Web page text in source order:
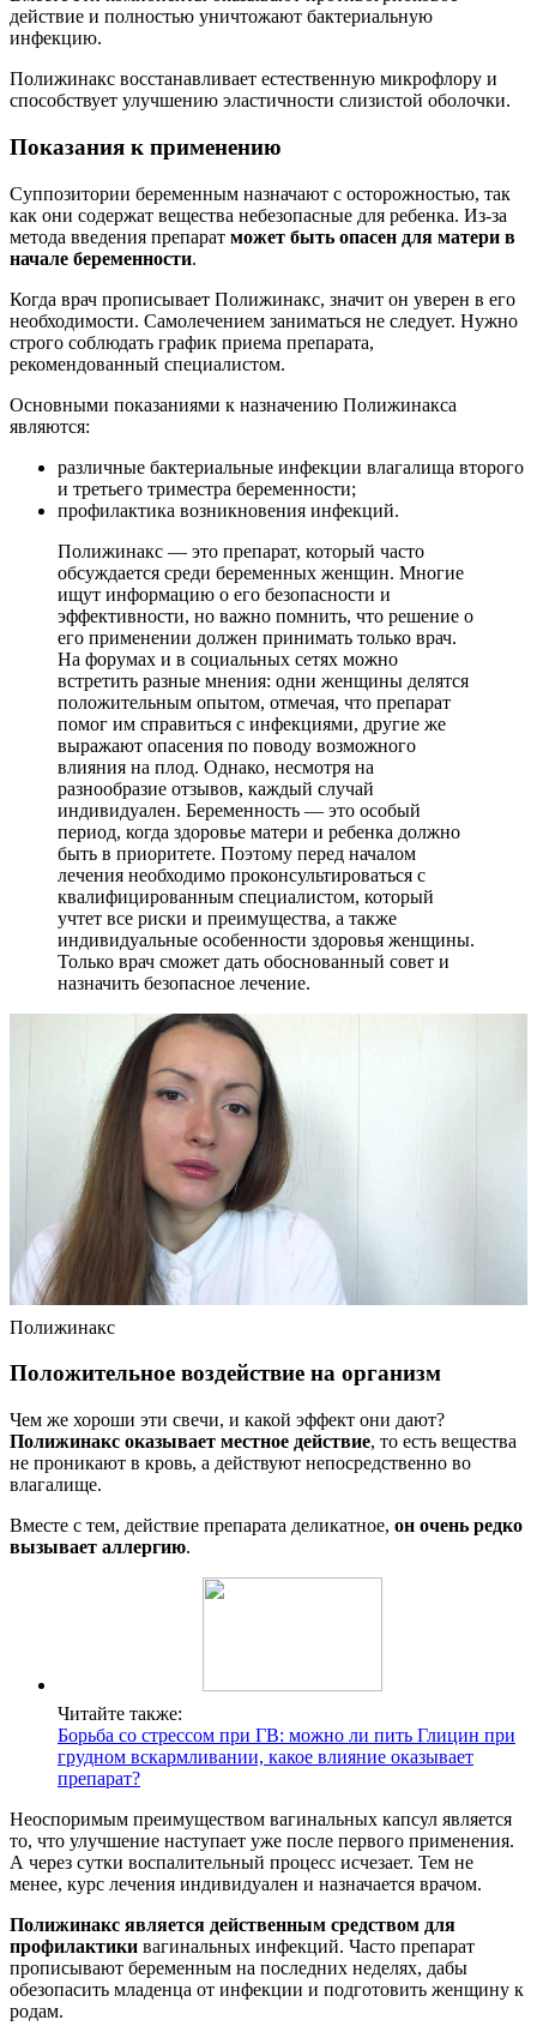
действие и полностью уничтожают бактериальную
инфекцию.
Полижинакс восстанавливает естественную микрофлору и
способствует улучшению эластичности слизистой оболочки.
Показания к применению
Суппозитории беременным назначают с осторожностью, так
как они содержат вещества небезопасные для ребенка. Из-за
метода введения препарат может быть опасен для матери в
начале беременности.
Когда врач прописывает Полижинакс, значит он уверен в его
необходимости. Самолечением заниматься не следует. Нужно
строго соблюдать график приема препарата,
рекомендованный специалистом.
Основными показаниями к назначению Полижинакса
являются:
различные бактериальные инфекции влагалища второго
и третьего триместра беременности;
профилактика возникновения инфекций.
Полижинакс — это препарат, который часто
обсуждается среди беременных женщин. Многие
ищут информацию о его безопасности и
эффективности, но важно помнить, что решение о
его применении должен принимать только врач.
На форумах и в социальных сетях можно
встретить разные мнения: одни женщины делятся
положительным опытом, отмечая, что препарат
помог им справиться с инфекциями, другие же
выражают опасения по поводу возможного
влияния на плод. Однако, несмотря на
разнообразие отзывов, каждый случай
индивидуален. Беременность — это особый
период, когда здоровье матери и ребенка должно
быть в приоритете. Поэтому перед началом
лечения необходимо проконсультироваться с
квалифицированным специалистом, который
учтет все риски и преимущества, а также
индивидуальные особенности здоровья женщины.
Только врач сможет дать обоснованный совет и
назначить безопасное лечение.
Полижинакс
Положительное воздействие на организм
Чем же хороши эти свечи, и какой эффект они дают?
Полижинакс оказывает местное действие, то есть вещества
не проникают в кровь, а действуют непосредственно во
влагалище.
Вместе с тем, действие препарата деликатное, он очень редко
вызывает аллергию.
Читайте также:
Борьба со стрессом при ГВ: можно ли пить Глицин при
грудном вскармливании, какое влияние оказывает
препарат?
Неоспоримым преимуществом вагинальных капсул является
то, что улучшение наступает уже после первого применения.
А через сутки воспалительный процесс исчезает. Тем не
менее, курс лечения индивидуален и назначается врачом.
Полижинакс является действенным средством для
профилактики вагинальных инфекций. Часто препарат
прописывают беременным на последних неделях, дабы
обезопасить младенца от инфекции и подготовить женщину к
родам.